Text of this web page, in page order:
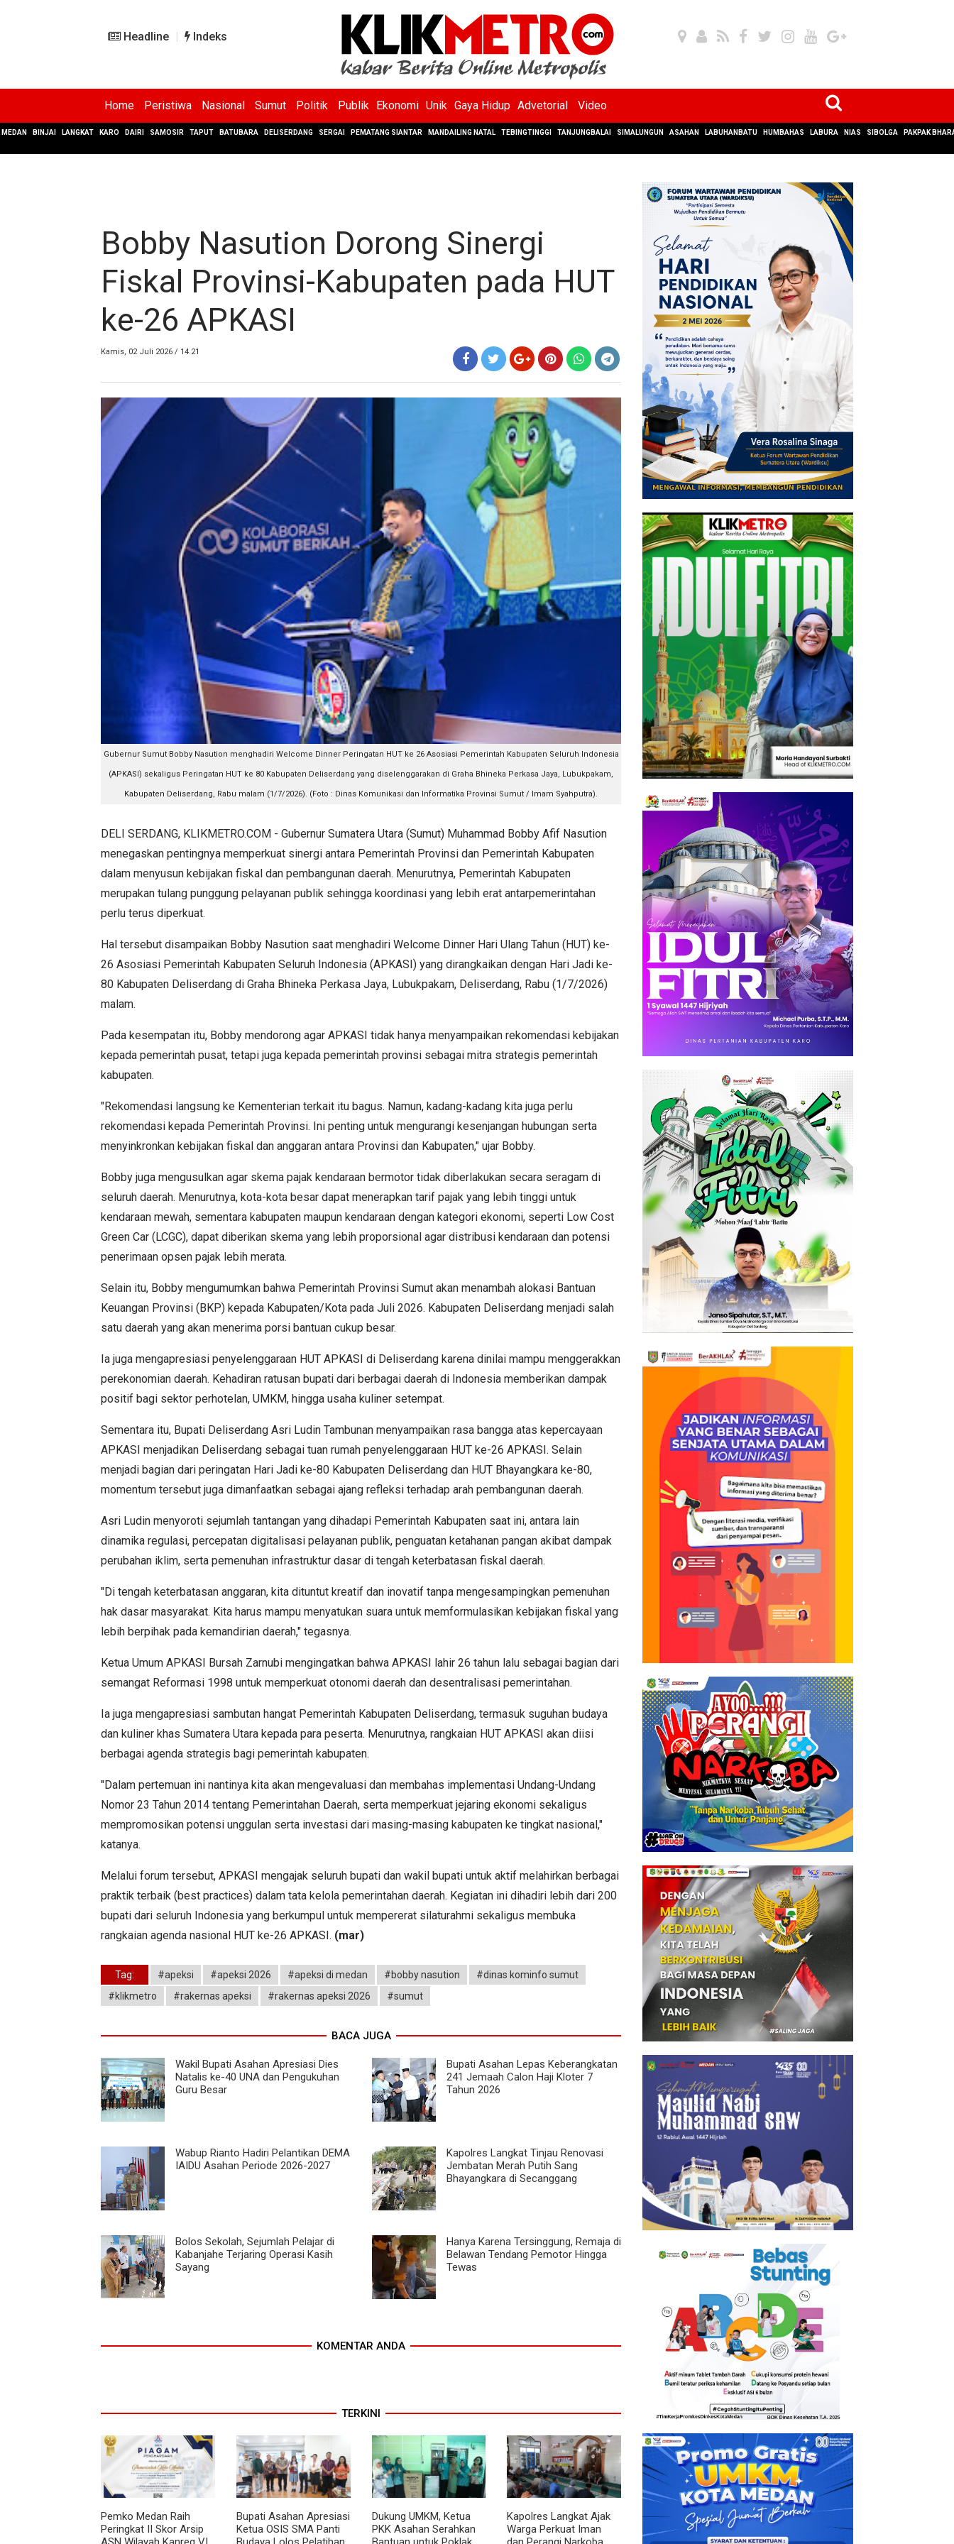
Headline Indeks
Home Peristiwa Nasional Sumut Politik Publik Ekonomi Unik Gaya Hidup Advetorial Video
MEDAN BINJAI LANGKAT KARO DAIRI SAMOSIR TAPUT BATUBARA DELISERDANG SERGAI PEMATANG SIANTAR MANDAILING NATAL TEBINGTINGGI TANJUNGBALAI SIMALUNGUN ASAHAN LABUHANBATU HUMBAHAS LABURA NIAS SIBOLGA PAKPAK
Bobby Nasution Dorong Sinergi
Fiskal Provinsi-Kabupaten pada HUT
ke-26 APKASI
Kamis, 02 Juli 2026 / 14.21
Gubernur Sumut Bobby Nasution menghadiri Welcome Dinner Peringatan HUT ke 26 Asosiasi Pemerintah Kabupaten Seluruh Indonesia
(APKASI) sekaligus Peringatan HUT ke 80 Kabupaten Deliserdang yang diselenggarakan di Graha Bhineka Perkasa Jaya, Lubukpakam,
Kabupaten Deliserdang, Rabu malam (1/7/2026). (Foto : Dinas Komunikasi dan Informatika Provinsi Sumut / Imam Syahputra).
DELI SERDANG, KLIKMETRO.COM - Gubernur Sumatera Utara (Sumut) Muhammad Bobby Afif Nasution
menegaskan pentingnya memperkuat sinergi antara Pemerintah Provinsi dan Pemerintah Kabupaten
dalam menyusun kebijakan fiskal dan pembangunan daerah. Menurutnya, Pemerintah Kabupaten
merupakan tulang punggung pelayanan publik sehingga koordinasi yang lebih erat antarpemerintahan
perlu terus diperkuat.
Hal tersebut disampaikan Bobby Nasution saat menghadiri Welcome Dinner Hari Ulang Tahun (HUT) ke-
26 Asosiasi Pemerintah Kabupaten Seluruh Indonesia (APKASI) yang dirangkaikan dengan Hari Jadi ke-
80 Kabupaten Deliserdang di Graha Bhineka Perkasa Jaya, Lubukpakam, Deliserdang, Rabu (1/7/2026)
malam.
Pada kesempatan itu, Bobby mendorong agar APKASI tidak hanya menyampaikan rekomendasi kebijakan
kepada pemerintah pusat, tetapi juga kepada pemerintah provinsi sebagai mitra strategis pemerintah
kabupaten.
"Rekomendasi langsung ke Kementerian terkait itu bagus. Namun, kadang-kadang kita juga perlu
rekomendasi kepada Pemerintah Provinsi. Ini penting untuk mengurangi kesenjangan hubungan serta
menyinkronkan kebijakan fiskal dan anggaran antara Provinsi dan Kabupaten," ujar Bobby.
Bobby juga mengusulkan agar skema pajak kendaraan bermotor tidak diberlakukan secara seragam di
seluruh daerah. Menurutnya, kota-kota besar dapat menerapkan tarif pajak yang lebih tinggi untuk
kendaraan mewah, sementara kabupaten maupun kendaraan dengan kategori ekonomi, seperti Low Cost
Green Car (LCGC), dapat diberikan skema yang lebih proporsional agar distribusi kendaraan dan potensi
penerimaan opsen pajak lebih merata.
Selain itu, Bobby mengumumkan bahwa Pemerintah Provinsi Sumut akan menambah alokasi Bantuan
Keuangan Provinsi (BKP) kepada Kabupaten/Kota pada Juli 2026. Kabupaten Deliserdang menjadi salah
satu daerah yang akan menerima porsi bantuan cukup besar.
Ia juga mengapresiasi penyelenggaraan HUT APKASI di Deliserdang karena dinilai mampu menggerakkan
perekonomian daerah. Kehadiran ratusan bupati dari berbagai daerah di Indonesia memberikan dampak
positif bagi sektor perhotelan, UMKM, hingga usaha kuliner setempat.
Sementara itu, Bupati Deliserdang Asri Ludin Tambunan menyampaikan rasa bangga atas kepercayaan
APKASI menjadikan Deliserdang sebagai tuan rumah penyelenggaraan HUT ke-26 APKASI. Selain
menjadi bagian dari peringatan Hari Jadi ke-80 Kabupaten Deliserdang dan HUT Bhayangkara ke-80,
momentum tersebut juga dimanfaatkan sebagai ajang refleksi terhadap arah pembangunan daerah.
Asri Ludin menyoroti sejumlah tantangan yang dihadapi Pemerintah Kabupaten saat ini, antara lain
dinamika regulasi, percepatan digitalisasi pelayanan publik, penguatan ketahanan pangan akibat dampak
perubahan iklim, serta pemenuhan infrastruktur dasar di tengah keterbatasan fiskal daerah.
"Di tengah keterbatasan anggaran, kita dituntut kreatif dan inovatif tanpa mengesampingkan pemenuhan
hak dasar masyarakat. Kita harus mampu menyatukan suara untuk memformulasikan kebijakan fiskal yang
lebih berpihak pada kemandirian daerah," tegasnya.
Ketua Umum APKASI Bursah Zarnubi mengingatkan bahwa APKASI lahir 26 tahun lalu sebagai bagian dari
semangat Reformasi 1998 untuk memperkuat otonomi daerah dan desentralisasi pemerintahan.
Ia juga mengapresiasi sambutan hangat Pemerintah Kabupaten Deliserdang, termasuk suguhan budaya
dan kuliner khas Sumatera Utara kepada para peserta. Menurutnya, rangkaian HUT APKASI akan diisi
berbagai agenda strategis bagi pemerintah kabupaten.
"Dalam pertemuan ini nantinya kita akan mengevaluasi dan membahas implementasi Undang-Undang
Nomor 23 Tahun 2014 tentang Pemerintahan Daerah, serta memperkuat jejaring ekonomi sekaligus
mempromosikan potensi unggulan serta investasi dari masing-masing kabupaten ke tingkat nasional,"
katanya.
Melalui forum tersebut, APKASI mengajak seluruh bupati dan wakil bupati untuk aktif melahirkan berbagai
praktik terbaik (best practices) dalam tata kelola pemerintahan daerah. Kegiatan ini dihadiri lebih dari 200
bupati dari seluruh Indonesia yang berkumpul untuk mempererat silaturahmi sekaligus membuka
rangkaian agenda nasional HUT ke-26 APKASI. (mar)
Tag: #apeksi #apeksi 2026 #apeksi di medan #bobby nasution
#dinas kominfo sumut
#klikmetro
#rakernas apeksi #rakernas apeksi 2026 #sumut
BACA JUGA
Wakil Bupati Asahan Apresiasi Dies
Natalis ke-40 UNA dan Pengukuhan
Guru Besar
Bupati Asahan Lepas Keberangkatan
241 Jemaah Calon Haji Kloter 7
Tahun 2026
Wabup Rianto Hadiri Pelantikan DEMA
IAIDU Asahan Periode 2026-2027
Kapolres Langkat Tinjau Renovasi
Jembatan Merah Putih Sang
Bhayangkara di Secanggang
Bolos Sekolah, Sejumlah Pelajar di
Kabanjahe Terjaring Operasi Kasih
Sayang
Hanya Karena Tersinggung, Remaja di
Belawan Tendang Pemotor Hingga
Tewas
KOMENTAR ANDA
TERKINI
Pemko Medan Raih
Peringkat II Skor Arsip
Bupati Asahan Apresiasi
Ketua OSIS SMA Panti
Dukung UMKM, Ketua
PKK Asahan Serahkan
Kapolres Langkat Ajak
Warga Perkuat Iman